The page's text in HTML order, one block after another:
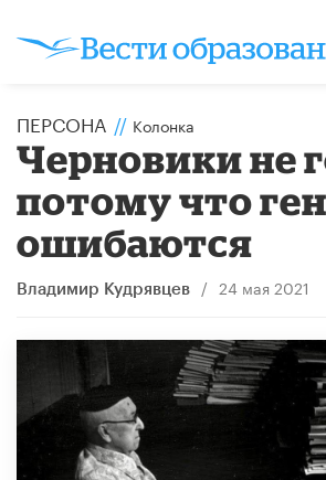
ПЕРСОНА // Колонка
Черновики не
потому что
ошибаются
Владимир Кудрявцев / 24 мая 2021